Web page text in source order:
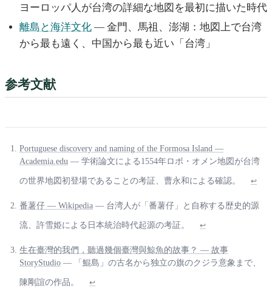
ヨーロッパ人が台湾の詳細な地図を最初に描いた時代
離島と海洋文化 — 金門、馬祖、澎湖：地図上で台湾
から最も遠く、中国から最も近い「台湾」
参考文献
Portuguese discovery and naming of the Formosa Island —
Academia.edu — 学術論文による1554年ロポ・オメン地図が台湾
の世界地図初登場であることの考証、曹永和による確認。 ↩
番薯仔 — Wikipedia — 台湾人が「番薯仔」と自称する歴史的源
流、許雪姫による日本統治時代起源の考証。 ↩
生在臺灣的我們，聽過幾個臺灣與鯨魚的故事？ — 故事
StoryStudio — 「鯤島」の古名から独立の旗のクジラ意象まで、
陳剛誼の作品。 ↩